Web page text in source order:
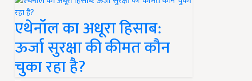
एथेनॉल का अधूरा हिसाब:
ऊर्जा सुरक्षा की कीमत कौन
चुका रहा है?